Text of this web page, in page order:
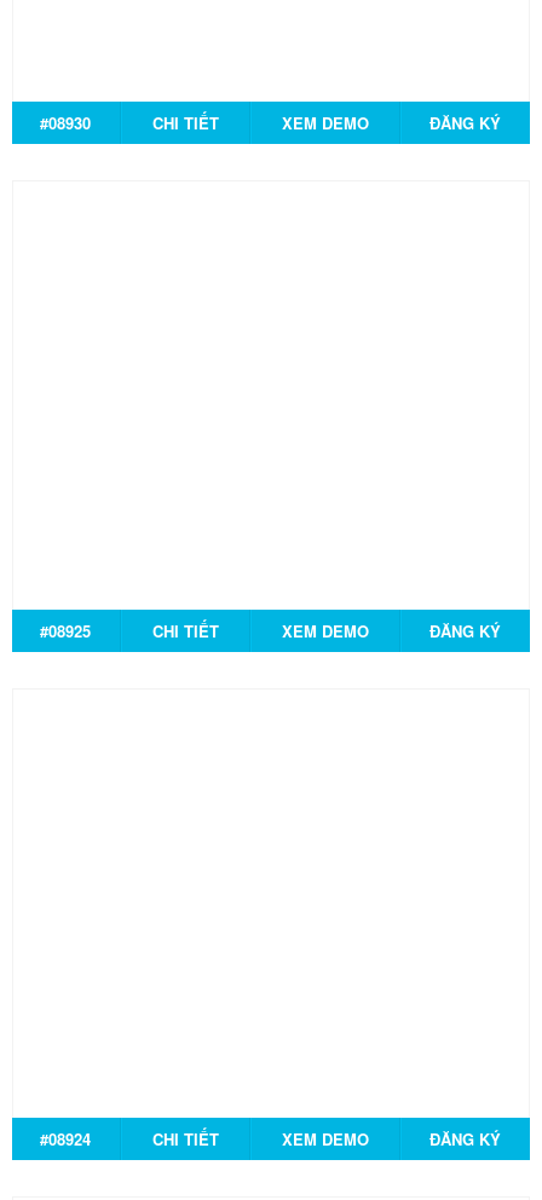
#08930 CHI TIẾT XEM DEMO ĐĂNG KÝ
#08925 CHI TIẾT XEM DEMO ĐĂNG KÝ
#08924 CHI TIẾT XEM DEMO ĐĂNG KÝ